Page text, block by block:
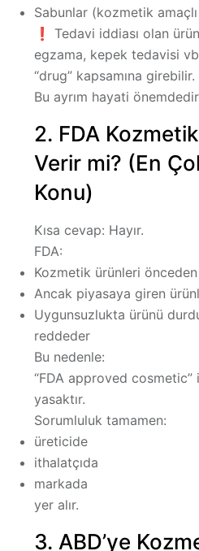
Sabunlar (kozmetik
❗ Tedavi iddiası olan
egzama, kepek tedavisi
“drug” kapsamına girebilir.
Bu ayrım hayati
2. FDA
Verir mi? (En
Konu)
Kısa cevap: Hayır.
FDA:
Kozmetik ürünleri
Ancak piyasaya giren
Uygunsuzlukta ürünü
reddeder
Bu nedenle:
“FDA approved cosmetic”
yasaktır.
Sorumluluk tamamen:
üreticide
ithalatçıda
markada
yer alır.
3. ABD’ye